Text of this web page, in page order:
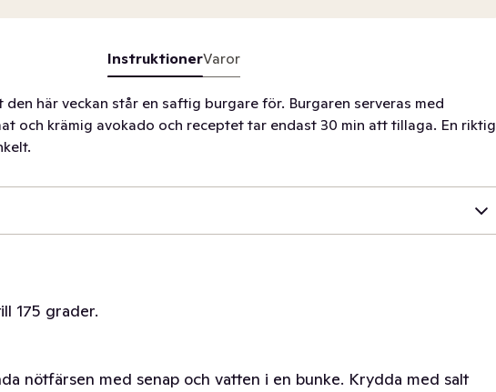
InstruktionerVaror
den här veckan står en saftig burgare för. Burgaren serveras med
och krämig avokado och receptet tar endast 30 min att tillaga. En riktig
175 grader.
nötfärsen med senap och vatten i en bunke. Krydda med salt